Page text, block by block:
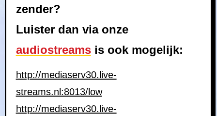
zender?
Luister dan via onze
audiostreamsis ook mogelijk:
http://mediaserv30.live-
streams.nl:8013/low
http://mediaserv30.live-